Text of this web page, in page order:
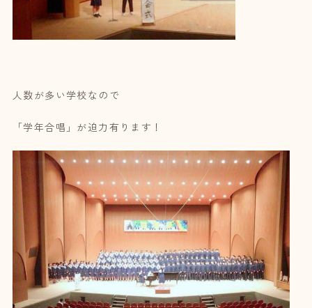
人数が多い学校なので
「学年合唱」が迫力有ります！